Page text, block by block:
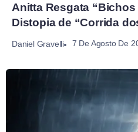
Anitta Resgata
Distopia de “Corrida
Daniel Gravelli 7 De Agosto De